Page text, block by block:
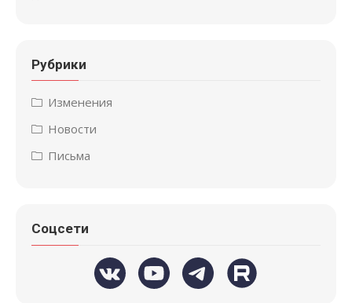
Рубрики
Изменения
Новости
Письма
Соцсети